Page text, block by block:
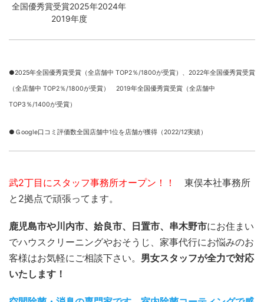
全国優秀賞受賞2025年2024年
2019年度
●2025年全国優秀賞受賞（全店舗中 TOP2％/1800が受賞）、 2022年全国優秀賞受賞
（全店舗中 TOP2％/1800が受賞） 2019年全国優秀賞受賞（全店舗中
TOP3％/1400が受賞）
●Ｇoogle口コミ評価数全国店舗中1位を店舗が獲得（2022/12実績）
武2丁目にスタッフ事務所オープン！！
東俣本社事務所
と2拠点で頑張ってます。
鹿児島市や川内市、姶良市、日置市、串木野市にお住まい
でハウスクリーニングやおそうじ、家事代行にお悩みのお
客様はお気軽にご相談下さい。 男女スタッフが全力で対応
いたします！